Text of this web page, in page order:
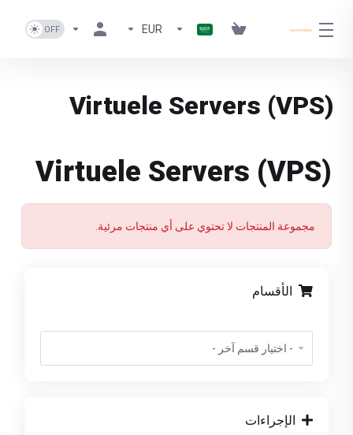
EUR
Virtuele Servers (VPS)
Virtuele Servers (VPS)
مجموعة المنتجات لا تحتوي على أي منتجات مرئية.
الأقسام
الإجراءات